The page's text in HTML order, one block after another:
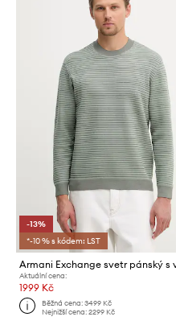
-13%
*-10 % s kódem: LST
Aktuální cena:
1999 Kč
Běžná cena:3499 Kč
Nejnižší cena:2299 Kč